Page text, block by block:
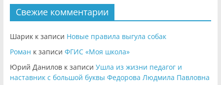
Свежие комментарии
Шарикк записи Новые правила выгула собак
Роман к записи ФГИС «Моя школа»
Юрий Даниловк записи Ушла из жизни педагог и
наставник с большой буквы Федорова Людмила Павловна